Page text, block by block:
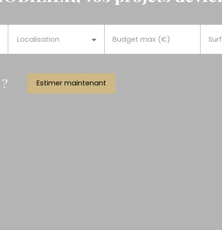
Localisation Budget max (€)
Estimer maintenant